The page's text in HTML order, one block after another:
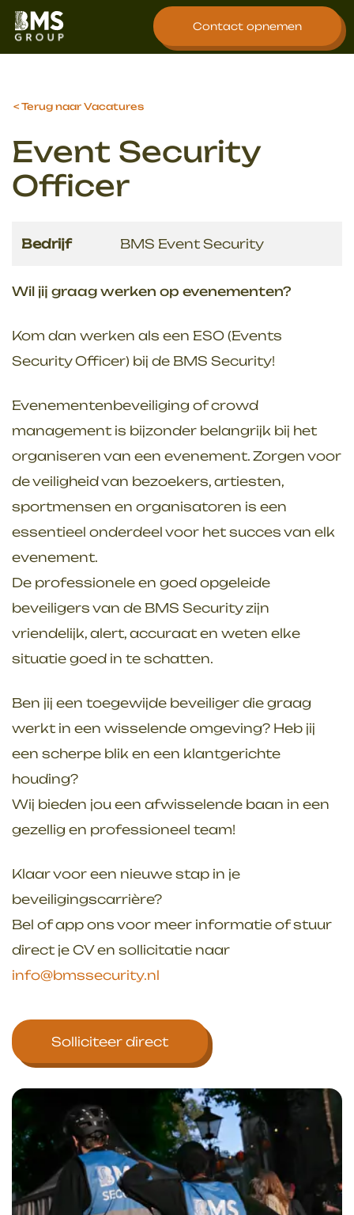
overslaan
Contact opnemen
Terug naar Vacatures
Event Security
Officer
Bedrijf BMS Event Security
Wil jij graag werken op evenementen?
Kom dan werken als een ESO (Events
Security Officer) bij de BMS Security!
Evenementenbeveiliging of crowd
management is bijzonder belangrijk bij het
organiseren van een evenement. Zorgen voor
de veiligheid van bezoekers, artiesten,
sportmensen en organisatoren is een
essentieel onderdeel voor het succes van elk
evenement.
De professionele en goed opgeleide
beveiligers van de BMS Security zijn
vriendelijk, alert, accuraat en weten elke
situatie goed in te schatten.
Ben jij een toegewijde beveiliger die graag
werkt in een wisselende omgeving? Heb jij
een scherpe blik en een klantgerichte
houding?
Wij bieden jou een afwisselende baan in een
gezellig en professioneel team!
Klaar voor een nieuwe stap in je
beveiligingscarrière?
Bel of app ons voor meer informatie of stuur
direct je CV en sollicitatie naar
info@bmssecurity.nl
Solliciteer direct